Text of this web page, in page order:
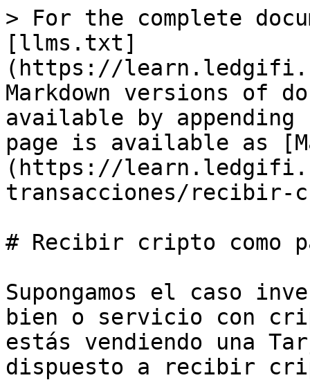
> For the complete
[llms.txt]
(https://
Markdown versions of
available by
page is available as
(https://
transacciones/recibir-
# Recibir cripto como
Supongamos el caso
bien o servicio con
estás vendiendo una
dispuesto a recibir